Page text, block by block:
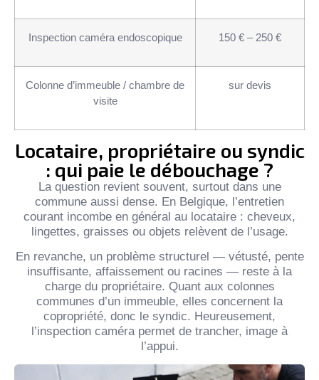
Inspection caméra endoscopique 150 € – 250 €
Colonne d’immeuble / chambre de
visite
sur devis
Locataire, propriétaire ou syndic
: qui paie le débouchage ?
La question revient souvent, surtout dans une
commune aussi dense. En Belgique, l’entretien
courant incombe en général au locataire : cheveux,
lingettes, graisses ou objets relèvent de l’usage.
En revanche, un problème structurel — vétusté, pente
insuffisante, affaissement ou racines — reste à la
charge du propriétaire. Quant aux colonnes
communes d’un immeuble, elles concernent la
copropriété, donc le syndic. Heureusement,
l’inspection caméra permet de trancher, image à
l’appui.